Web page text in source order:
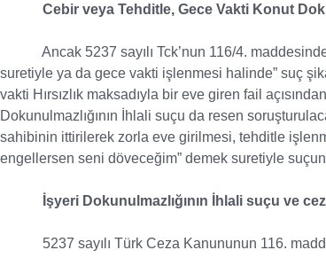
Cebir veya Tehditle, Gece Vakti Konut
Ancak 5237 sayılı Tck’nun 116/4.
suretiyle ya da gece vakti işlenmesi halinde” suç
vakti Hırsızlık maksadıyla bir eve giren fail
Dokunulmazlığının İhlali suçu da resen
sahibinin ittirilerek zorla eve girilmesi, tehditle
engellersen seni döveceğim” demek suretiyle
İşyeri Dokunulmazlığının İhlali suçu ve
5237 sayılı Türk Ceza Kanununun 116.